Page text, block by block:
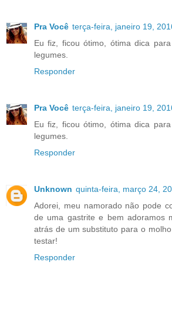
Pra Você terça-feira, janeiro 19,
Eu fiz, ficou ótimo, ótima dica
legumes.
Responder
Pra Você terça-feira, janeiro 19,
Eu fiz, ficou ótimo, ótima dica
legumes.
Responder
Unknown quinta-feira, março 24,
Adorei, meu namorado não pode
de uma gastrite e bem adoramos
atrás de um substituto para o
testar!
Responder